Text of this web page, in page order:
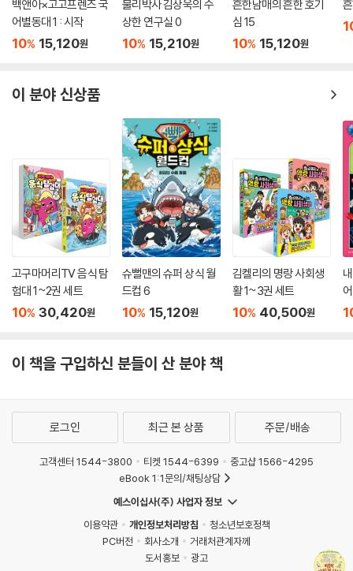
백앤아×고고프렌즈 국
어별동대 1 : 시작
10% 15,120원
물리박사 김상욱의 수
상한 연구실 0
10% 15,210원
흔한남매의 흔한 호기
심 15
10% 15,120원
이 분야 신상품
고구마머리TV 음식 탐
험대 1~2권 세트
10% 30,420원
슈뻘맨의 슈퍼 상식 월
드컵 6
10% 15,120원
김켈리의 명랑 사회생
활 1~3권 세트
10% 40,500원
이 책을 구입하신 분들이 산 분야 책
로그인 최근 본 상품 주문/배송
고객센터 1544-3800 티켓 1544-6399
중고샵 1566-4295
eBook 1:1문의/채팅상담
예스이십사(주) 사업자 정보
이용약관
개인정보처리방침
청소년보호정책
PC버전
회사소개
거래처관계자께
도서홍보
광고